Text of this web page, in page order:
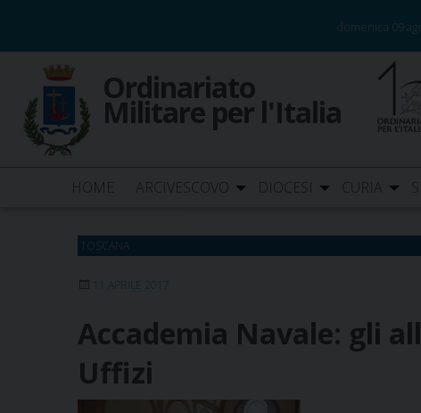
content
domenica 09
Ordinariato
Militare per l'Italia
HOME ARCIVESCOVO DIOCESI CURIA
TOSCANA
11 APRILE 2017
Accademia Navale: gli
Uffizi